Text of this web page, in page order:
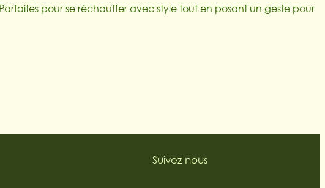
pour se réchauffer avec style tout en posant un geste pour
Suivez nous